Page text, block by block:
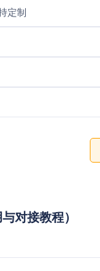
定制
对接教程）